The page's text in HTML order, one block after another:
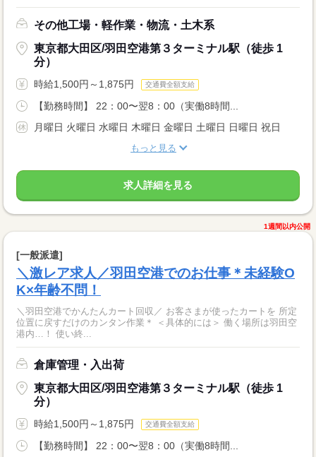
その他工場・軽作業・物流・土木系
東京都大田区/羽田空港第３ターミナル駅（徒歩 1
分）
時給1,500円～1,875円 交通費全額支給
【勤務時間】 22：00〜翌8：00（実働8時間...
月曜日 火曜日 水曜日 木曜日 金曜日 土曜日 日曜日 祝日
もっと見る
求人詳細を見る
1週間以内公開
[一般派遣]
＼激レア求人／羽田空港でのお仕事＊未経験O
K×年齢不問！
＼羽田空港でかんたんカート回収／ お客さまが使ったカートを 所定
位置に戻すだけのカンタン作業＊ ＜具体的には＞ 働く場所は羽田空
港内…！ 使い終...
倉庫管理・入出荷
東京都大田区/羽田空港第３ターミナル駅（徒歩 1
分）
時給1,500円～1,875円 交通費全額支給
【勤務時間】 22：00〜翌8：00（実働8時間...